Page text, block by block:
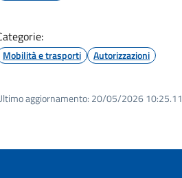
Mobilità e trasporti Autorizzazioni
aggiornamento: 20/05/2026 10:25.11